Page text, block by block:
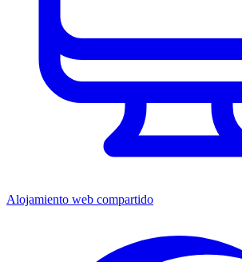
Alojamiento web compartido